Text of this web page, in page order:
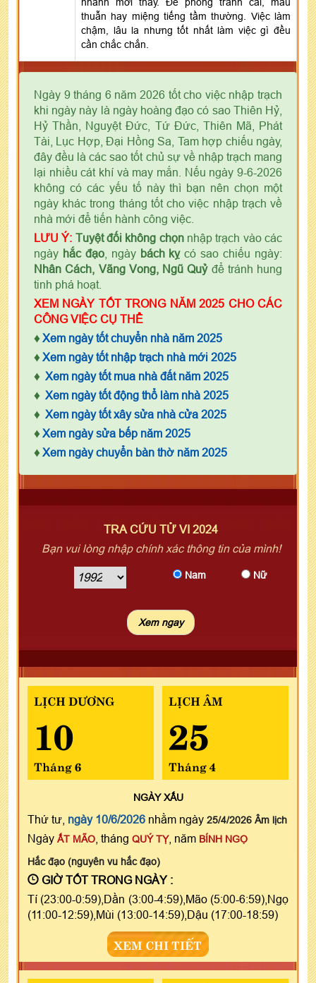
thuẫn hay miệng tiếng tầm thường. Việc làm
chậm, lâu la nhưng tốt nhất làm việc gì đều
cần chắc chắn.
Ngày 9 tháng 6 năm 2026 tốt cho việc nhập trạch
khi ngày này là ngày hoàng đạo có sao Thiên Hỷ,
Hỷ Thần, Nguyệt Đức, Tứ Đức, Thiên Mã, Phát
Tài, Lục Hợp, Đại Hồng Sa, Tam hợp chiếu ngày,
đây đều là các sao tốt chủ sự về nhập trạch mang
lại nhiều cát khí và may mắn. Nếu ngày 9-6-2026
không có các yếu tố này thì bạn nên chọn một
ngày khác trong tháng tốt cho việc nhập trạch về
nhà mới để tiến hành công việc.
LƯU Ý: Tuyệt đối không chọnnhập trạch vào các
ngày hắc đạo, ngày bách kỵcó sao chiếu ngày:
Nhân Cách, Vãng Vong, Ngũ Quỷđể tránh hung
tinh phá hoạt.
XEM NGÀY TỐT TRONG NĂM 2025 CHO CÁC
CÔNG VIỆC CỤ THỂ
♦ Xem ngày tốt chuyển nhà năm 2025
♦ Xem ngày tốt nhập trạch nhà mới 2025
♦ Xem ngày tốt mua nhà đất năm 2025
♦ Xem ngày tốt động thổ làm nhà 2025
♦ Xem ngày tốt xây sửa nhà cửa 2025
♦ Xem ngày sửa bếp năm 2025
♦ Xem ngày chuyển bàn thờ năm 2025
TRA CỨU TỬ VI 2024
Bạn vui lòng nhập chính xác thông tin của mình!
Nam Nữ
LỊCH DƯƠNG
10
Tháng 6
LỊCH ÂM
25
Tháng 4
NGÀYXẤU
Thứ tư, ngày 10/6/2026 nhằm ngày 25/4/2026 Âm lịch
Ngày ẤT MÃO , tháng QUÝ TỴ, năm BÍNH NGỌ
Hắc đạo (nguyên vu hắc đạo)
GIỜ TỐT TRONG NGÀY :
Tí (23:00-0:59),Dần (3:00-4:59),Mão (5:00-6:59),Ngọ
(11:00-12:59),Mùi (13:00-14:59),Dậu (17:00-18:59)
XEM CHI TIẾT